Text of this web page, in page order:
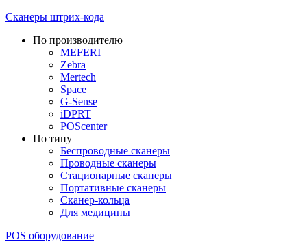
Сканеры штрих-кода
По производителю
MEFERI
Zebra
Mertech
Space
G-Sense
iDPRT
POScenter
По типу
Беспроводные сканеры
Проводные сканеры
Стационарные сканеры
Портативные сканеры
Сканер-кольца
Для медицины
POS оборудование